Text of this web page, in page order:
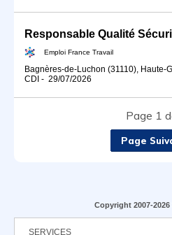
Emploi France Travail
Bagnères-de-Luchon (31110), Haute-
CDI - 29/07/2026
Page 1
Page
Copyright 2007-
SERVICES